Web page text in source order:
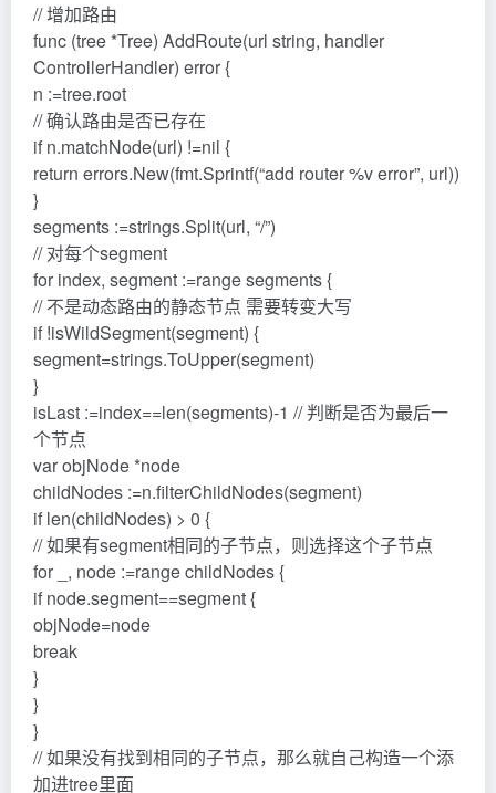
// 增加路由
func (tree *Tree) AddRoute(url string, handler
ControllerHandler) error {
n :=tree.root
// 确认路由是否已存在
if n.matchNode(url) !=nil {
return errors.New(fmt.Sprintf(“add router %v error”, url))
}
segments :=strings.Split(url, “/”)
// 对每个segment
for index, segment :=range segments {
// 不是动态路由的静态节点 需要转变大写
if !isWildSegment(segment) {
segment=strings.ToUpper(segment)
}
isLast :=index==len(segments)-1 // 判断是否为最后一
个节点
var objNode *node
childNodes :=n.filterChildNodes(segment)
if len(childNodes) > 0 {
// 如果有segment相同的子节点，则选择这个子节点
for _, node :=range childNodes {
if node.segment==segment {
objNode=node
break
}
}
}
// 如果没有找到相同的子节点，那么就自己构造一个添
加进tree里面